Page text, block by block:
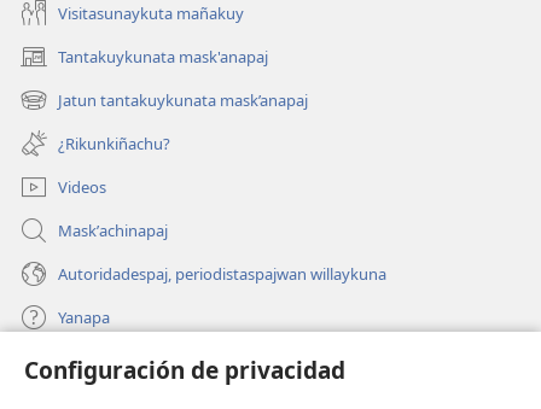
Configuración de privacidad
Visitasunaykuta mañakuy
Tantakuykunata mask'anapaj
(opens
new
window)
Jatun tantakuykunata mask’anapaj
(opens
new
window)
¿Rikunkiñachu?
Videos
Maskʼachinapaj
Autoridadespaj, periodistaspajwan willaykuna
Yanapa
Donaciones